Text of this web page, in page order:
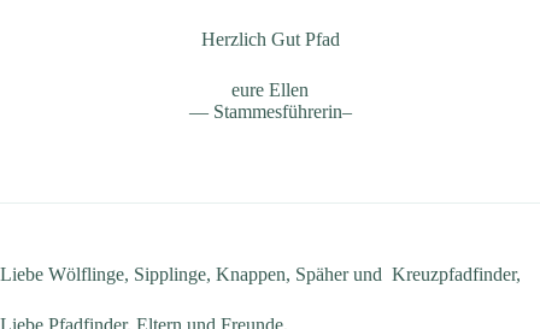
Herzlich Gut Pfad
eure Ellen
— Stammesführerin–
Liebe Wölflinge, Sipplinge, Knappen, Späher und Kreuzpfadfinder,
Liebe Pfadfinder, Eltern und Freunde,